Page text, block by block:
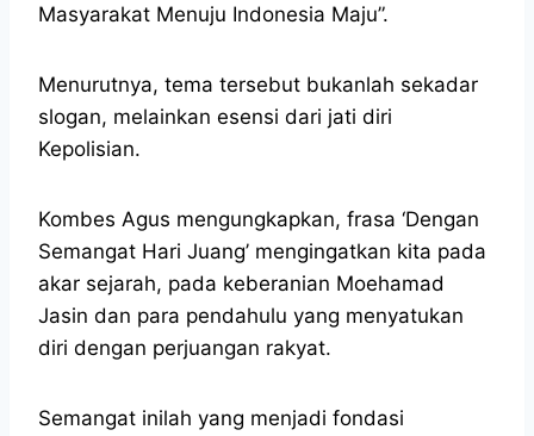
Masyarakat Menuju Indonesia Maju”.
Menurutnya, tema tersebut bukanlah sekadar
slogan, melainkan esensi dari jati diri
Kepolisian.
Kombes Agus mengungkapkan, frasa ‘Dengan
Semangat Hari Juang’ mengingatkan kita pada
akar sejarah, pada keberanian Moehamad
Jasin dan para pendahulu yang menyatukan
diri dengan perjuangan rakyat.
Semangat inilah yang menjadi fondasi